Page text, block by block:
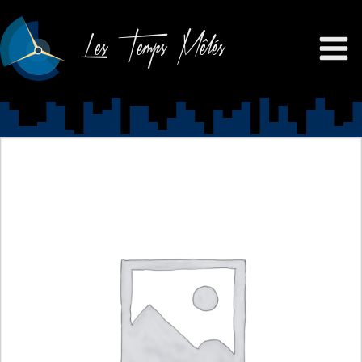
Les Temps Mêlés